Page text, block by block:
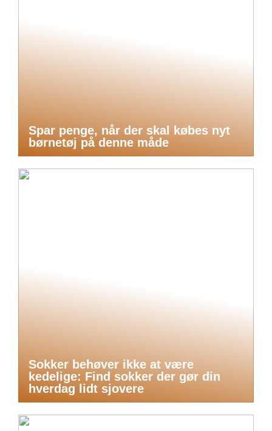
Spar penge, når der skal købes nyt
børnetøj på denne måde
Sokker behøver ikke at være
kedelige: Find sokker der gør din
hverdag lidt sjovere